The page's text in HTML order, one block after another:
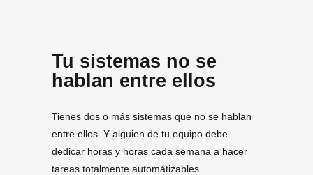
Tu sistemas no se
hablan entre ellos
Tienes dos o más sistemas que no se hablan
entre ellos. Y alguien de tu equipo debe
dedicar horas y horas cada semana a hacer
tareas totalmente automátizables.